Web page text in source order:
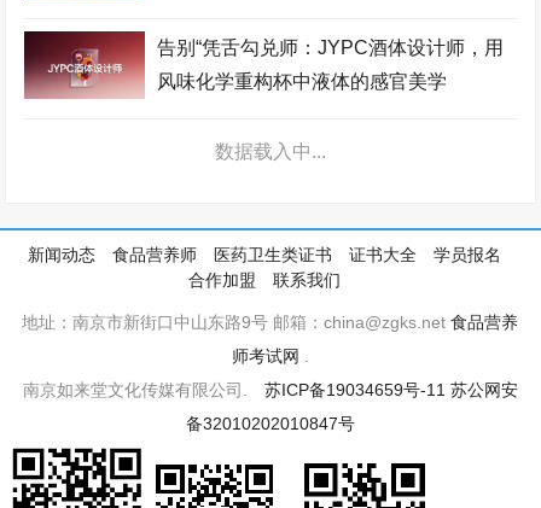
空中乘务师考试网 理财规划师考试网 物联网工程师考试网
职业技能证书考试网 机器人工程师考试网 机械工程师考试网
化妆品配方师考试网
心理咨询师考试网 少儿舞蹈考级网 环境工程师考试网
网络工程师考试网
电子商务师考试网 少儿实践网 展示设计师考试网
金融分析师考试网
少儿竞赛网 护理管理师考试网 企业管理师考试网
告别“凭舌勾兑师：JYPC酒体设计师，用
风味化学重构杯中液体的感官美学
JYPC全国职业资格考试认证中心：引领
国职业技术教育学会第五届理事会第五次
鉴定项目多范围广，是JYPC多年积累的
成果
王庆运参加中国职业技术教育学会分支机
构2022年度工作会议